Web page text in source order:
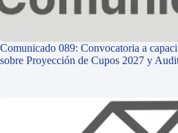
Comunicado 089: Convocatoria a
sobre Proyección de Cupos 2027 y